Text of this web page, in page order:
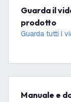
Guarda il video di installazione di questo
prodotto
Guarda tutti i
Manuale e